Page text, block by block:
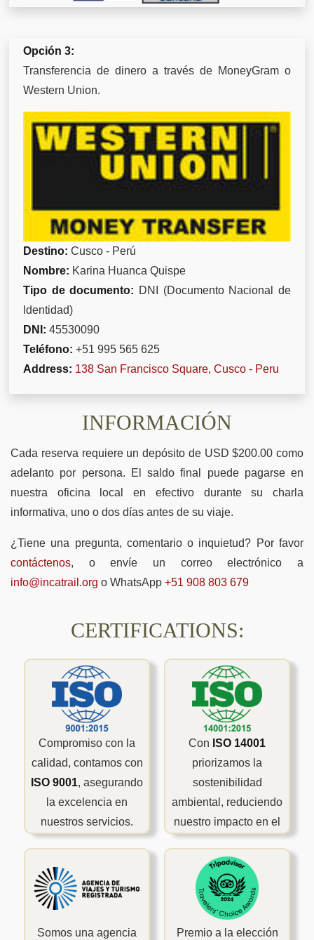
Opción 3:
Transferencia de dinero a través de MoneyGram o
Western Union.
Destino: Cusco - Perú
Nombre: Karina Huanca Quispe
Tipo de documento: DNI (Documento Nacional de
Identidad)
DNI: 45530090
Teléfono: +51 995 565 625
Address: 138 San Francisco Square, Cusco - Peru
INFORMACIÓN
Cada reserva requiere un depósito de USD $200.00 como
adelanto por persona. El saldo final puede pagarse en
nuestra oficina local en efectivo durante su charla
informativa, uno o dos días antes de su viaje.
¿Tiene una pregunta, comentario o inquietud? Por favor
contáctenos, o envíe un correo electrónico a
info@incatrail.org o WhatsApp +51 908 803 679
CERTIFICATIONS:
Compromiso con la
calidad, contamos con
ISO 9001, asegurando
la excelencia en
nuestros servicios.
Con ISO 14001
priorizamos la
sostenibilidad
ambiental, reduciendo
nuestro impacto en el
Somos una agencia
Premio a la elección